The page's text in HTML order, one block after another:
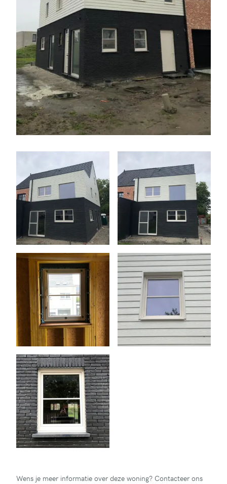
Wens je meer informatie over deze woning? Contacteer ons